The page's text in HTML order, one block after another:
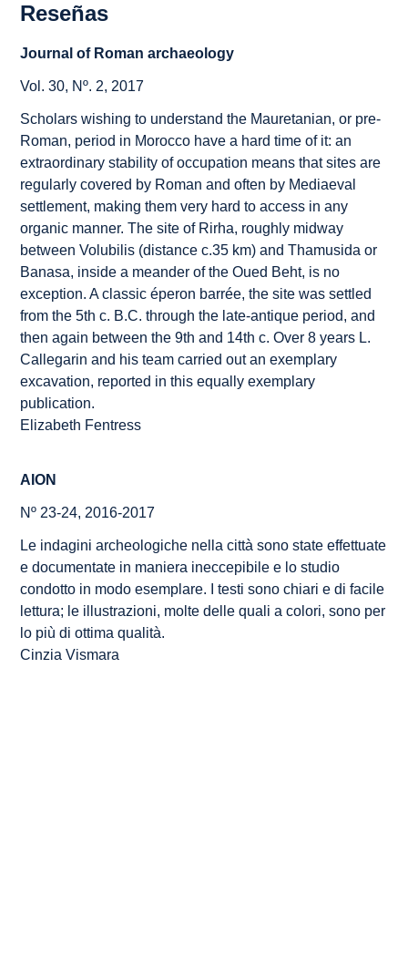
Reseñas
Journal of Roman archaeology
Vol. 30, Nº. 2, 2017
Scholars wishing to understand the Mauretanian, or pre-
Roman, period in Morocco have a hard time of it: an
extraordinary stability of occupation means that sites are
regularly covered by Roman and often by Mediaeval
settlement, making them very hard to access in any
organic manner. The site of Rirha, roughly midway
between Volubilis (distancec.35 km) and Thamusida or
Banasa, inside a meander of the Oued Beht, is no
exception. A classicéperon barrée, the site was settled
from the 5th c. B.C. through the late-antique period, and
then again between the 9th and 14th c. Over 8 years L.
Callegarin and his team carried out an exemplary
excavation, reported in this equally exemplary
publication.
Elizabeth Fentress
AION
Nº 23-24, 2016-2017
Le indagini archeologiche nella città sono state effettuate
e documentate in maniera ineccepibile e lo studio
condotto in modo esemplare. I testi sono chiari e di facile
lettura; le illustrazioni, molte delle quali a colori, sono per
lo più di ottima qualità.
Cinzia Vismara